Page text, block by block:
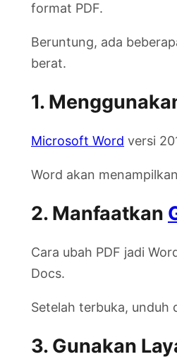
format PDF.
Beruntung, ada
berat.
1.
Microsoft Word versi
Word akan
2. Manfaatkan
Cara ubah PDF jadi
Docs.
Setelah terbuka,
3. Gunakan